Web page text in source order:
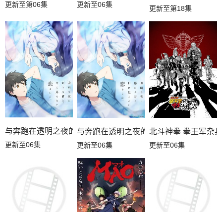
更新至第06集 更新至06集
更新至第18集
与奔跑在透明之夜的你，谈一场看不见的恋爱
更新至06集
与奔跑在透明之夜的你谈一场看不见的恋
更新至06集
北斗神拳 拳王军杂
更新至06集